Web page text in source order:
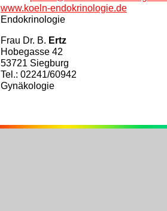
www.koeln-endokrinologie.de
Endokrinologie
Frau Dr. B. Ertz
Hobegasse 42
53721 Siegburg
Tel.: 02241/60942
Gynäkologie